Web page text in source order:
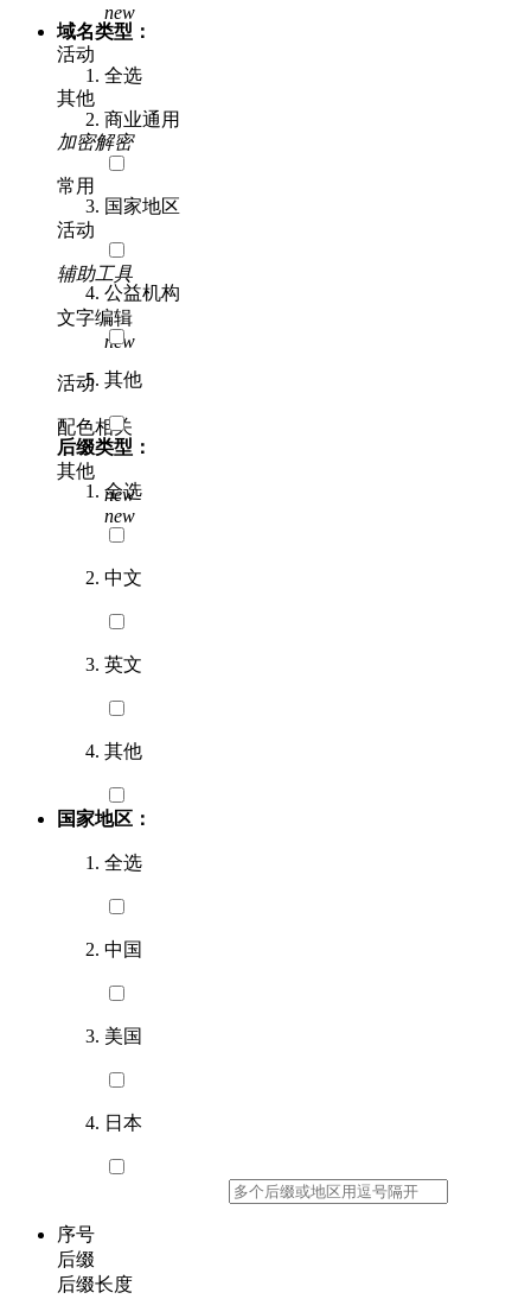
new
活动
其他
加密解密
常用
活动
辅助工具
文字编辑
new
活动
配色相关
其他
new
new
域名类型：
全选
商业通用
国家地区
公益机构
其他
后缀类型：
全选
中文
英文
其他
国家地区：
全选
中国
美国
日本
序号
后缀
后缀长度